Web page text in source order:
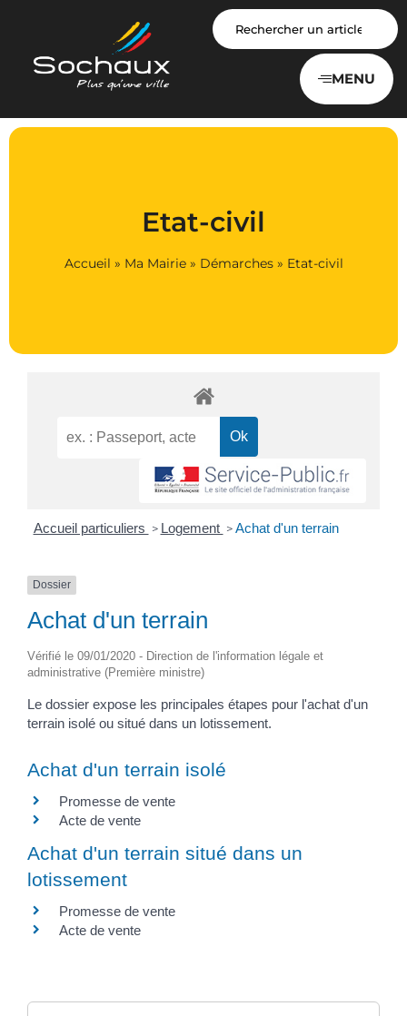
MENU
Etat-civil
Accueil » Ma Mairie» Démarches» Etat-civil
Accueil particuliers > Logement > Achat d'un terrain
Dossier
Achat d'un terrain
Vérifié le 09/01/2020 - Direction de l'information légale et
administrative (Première ministre)
Le dossier expose les principales étapes pour l'achat d'un
terrain isolé ou situé dans un lotissement.
Achat d'un terrain isolé
Promesse de vente
Acte de vente
Achat d'un terrain situé dans un
lotissement
Promesse de vente
Acte de vente
Panneau de gestion des cookies